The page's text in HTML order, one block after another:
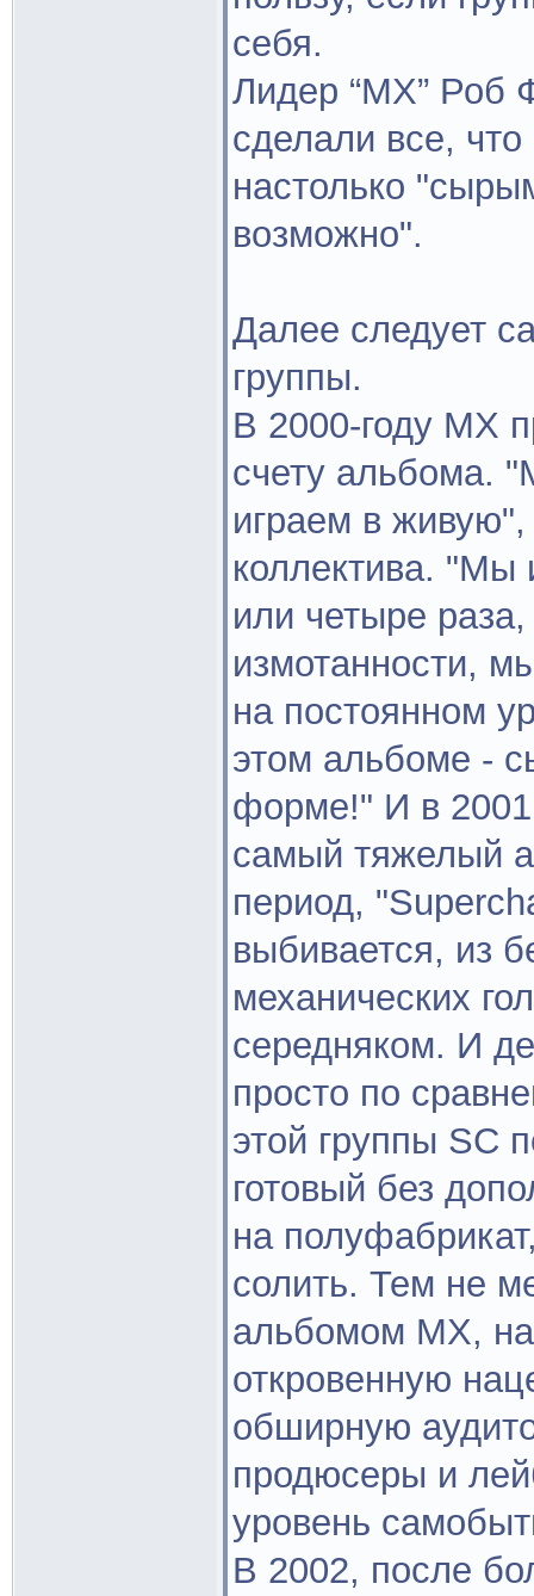
себя.
Лидер “МХ” Роб
сделали все,
настолько
возможно".
Далее следует
группы.
В 2000-году МХ
счету альбома.
играем в
коллектива. "Мы
или четыре
измотанности,
на постоянном
этом альбоме -
форме!" И в 2001
самый тяжелый
период,
выбивается, из
механических
середняком. И
просто по
этой группы SC
готовый без
на
солить. Тем не
альбомом МХ,
откровенную
обширную
продюсеры и
уровень
В 2002, после